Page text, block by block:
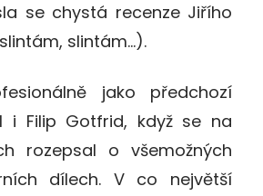
se chystá recenze Jiřího
slintám…).
jako předchozí
i Filip Gotfrid, když se na
rozepsal o všemožných
dílech. V co největší